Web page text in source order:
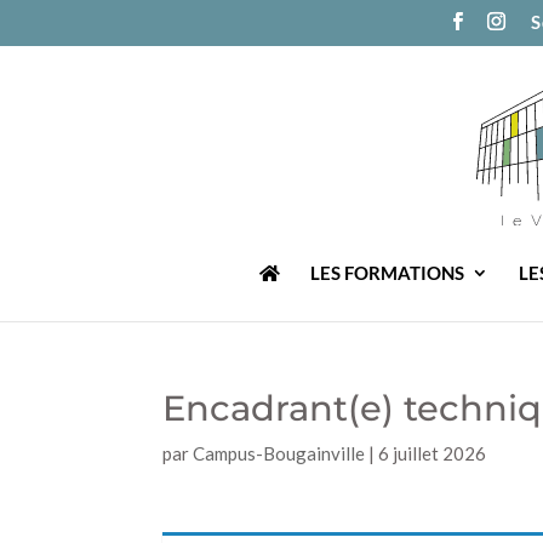
LES FORMATIONS
Encadrant(e)
parCampus-Bougainville |6 juillet 2026